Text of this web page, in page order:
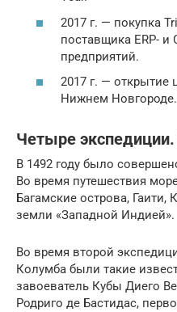
2017 г. — покупка
поставщика ERP-
предприятий.
2017 г. — открытие
Нижнем Новгороде.
Четыре
В 1492 году было
Во время путешествия
Багамские острова, Гаити,
земли «Западной Индией».
Во время второй
Колумба были такие
завоеватель Кубы Диего
Родриго де Бастидас,